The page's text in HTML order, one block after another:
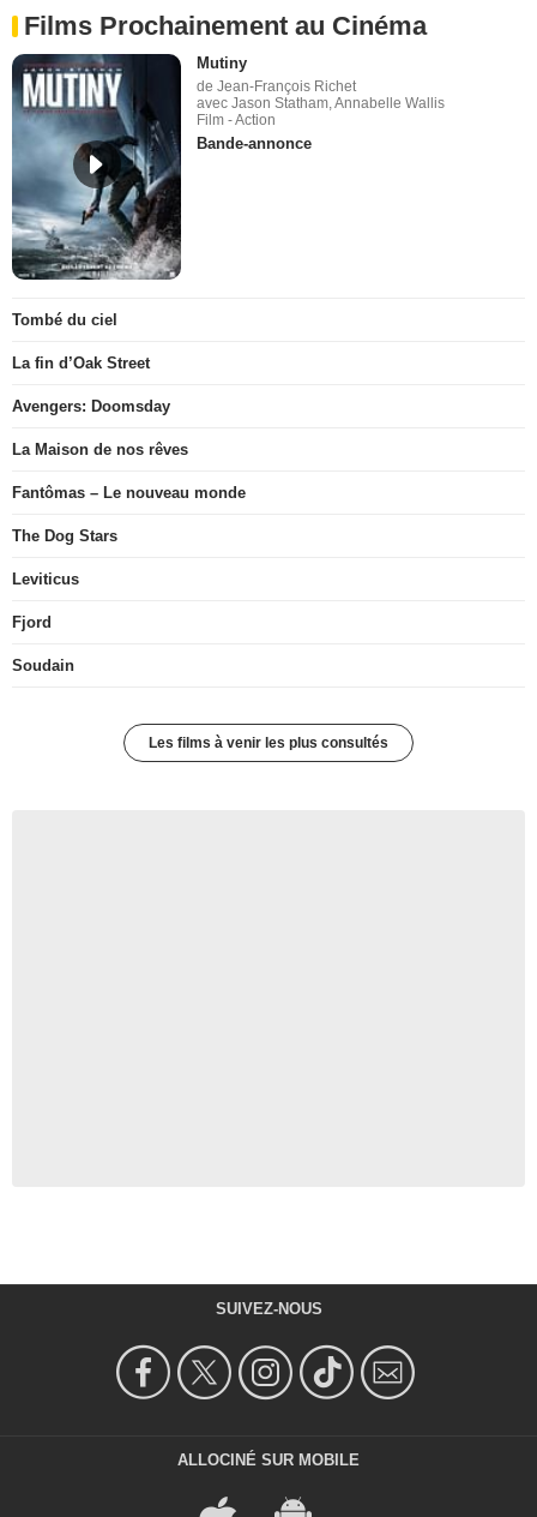
Films Prochainement au Cinéma
Mutiny
de Jean-François Richet
avec Jason Statham, Annabelle Wallis
Film - Action
Bande-annonce
Tombé du ciel
La fin d’Oak Street
Avengers: Doomsday
La Maison de nos rêves
Fantômas – Le nouveau monde
The Dog Stars
Leviticus
Fjord
Soudain
Les films à venir les plus consultés
SUIVEZ-NOUS
ALLOCINÉ SUR MOBILE